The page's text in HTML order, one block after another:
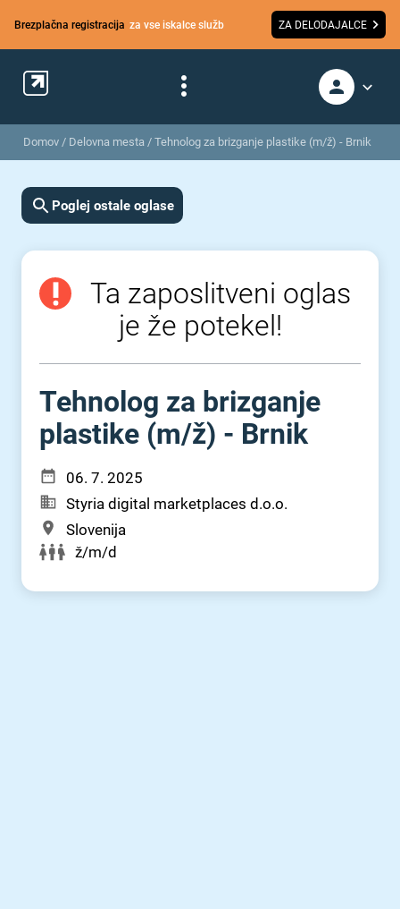
Brezplačna registracija za vse iskalce služb ZA DELODAJALCE
Domov / Delovna mesta / Tehnolog za brizganje plastike (m/ž) - Brnik
Poglej ostale oglase
Ta zaposlitveni oglas
je že potekel!
Tehnolog za brizganje
plastike (m⁠/⁠ž) - Brnik
06. 7. 2025
Styria digital marketplaces d.o.o.
Slovenija
ž/m/d